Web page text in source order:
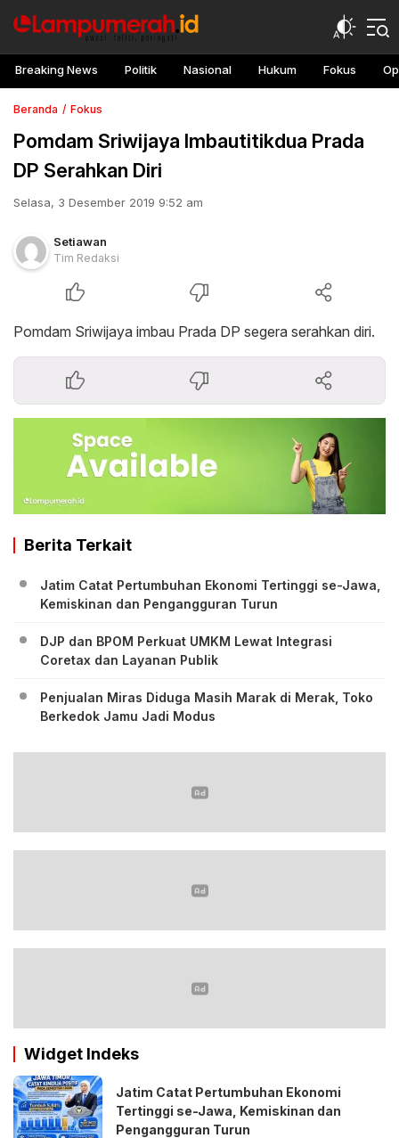
Breaking News Politik Nasional Hukum Fokus
Beranda Fokus
Pomdam Sriwijaya Imbautitikdua Prada
DP Serahkan Diri
Selasa, 3 Desember 2019 9:52 am
Setiawan
Tim Redaksi
Pomdam Sriwijaya imbau Prada DP segera serahkan diri.
Berita Terkait
Jatim Catat Pertumbuhan Ekonomi Tertinggi se-Jawa,
Kemiskinan dan Pengangguran Turun
DJP dan BPOM Perkuat UMKM Lewat Integrasi
Coretax dan Layanan Publik
Penjualan Miras Diduga Masih Marak di Merak, Toko
Berkedok Jamu Jadi Modus
Widget Indeks
Jatim Catat Pertumbuhan Ekonomi
Tertinggi se-Jawa, Kemiskinan dan
Pengangguran Turun